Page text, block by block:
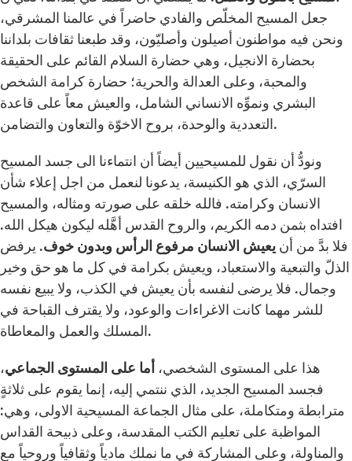
جعل المسيح المخلّص والفادي حاضراً في عالمنا المشرقي،
ونحن فيه مواطنون أصيلون وأصليّون، وقد طبعنا ثقافات بلداننا
بحضارة الانجيل، وهي حضارة السلام القائم على الحقيقة
والمحبة، وعلى العدالة والحرية؛ حضارة كرامة الشخص
البشري ونموِّه الانساني الشامل، والعيش معاً على قاعدة
التعددية والوحدة، بروح الاخوّة والتعاون والتضامن.
ونودُّ أن نقول للمسيحيين أيضاً أن انتماءنا الى جسد المسيح
السرّي، الذي هو الكنيسة، يدعونا لنعمل من اجل إعلاء شأن
الانسان وكرامته. فالله خلقه على صورته ومثاله، والمسيح
افتداه بثمن دمه الكريم، والروح القدس أهَّله ليكون هيكل الله.
فلا بدَّ من أن يعيش الانسان مرفوع الرأس وبدون خوف. يرفض
الذلّ والتبعية والاستعباد، ويعيش بكرامة في كل ما هو حق وخير
وجمال. فلا يرضى لنفسه بأن يعيش في الكذب، ولا يبيع نفسه
للشر مهما كانت الاغراءات والوعود، ولا يقترف القباحة في
المسلك والعمل والمعاطاة.
هذا على المستوى الشخصي، أما على المستوى الجماعي،
فجسد المسيح الجديد، الذي ننتمي إليه، إنما يقوم على ثلاثةٍ
مترابطة ومتكاملة، على مثال الجماعة المسيحية الاولى، وهي:
المواظبة على تعليم الكتب المقدسة، وعلى ذبيحة القداس
والمناولة، وعلى المشاركة في ما نملك مادياً وثقافياً وروحياً مع